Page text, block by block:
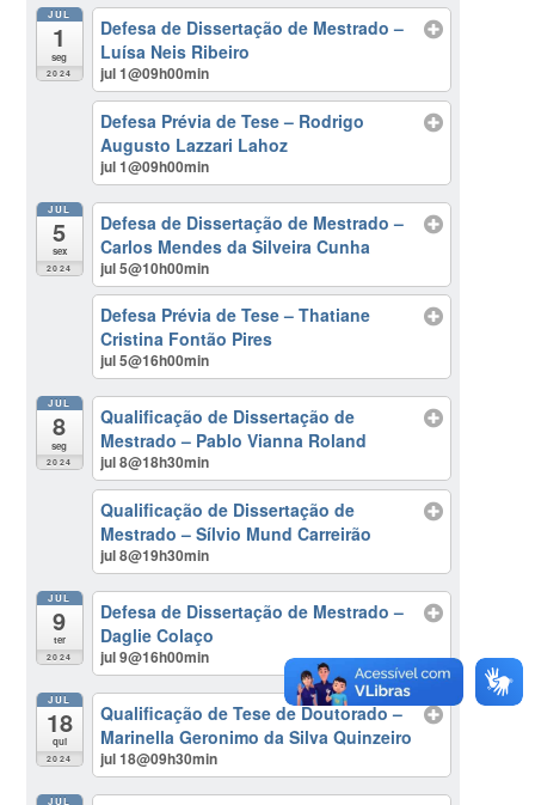
JUL
1
seg
2024
Defesa de Dissertação de Mestrado –
Luísa Neis Ribeiro
jul 1@09h00min
Defesa Prévia de Tese – Rodrigo
Augusto Lazzari Lahoz
jul 1@09h00min
JUL
5
sex
2024
Defesa de Dissertação de Mestrado –
Carlos Mendes da Silveira Cunha
jul 5@10h00min
Defesa Prévia de Tese – Thatiane
Cristina Fontão Pires
jul 5@16h00min
JUL
8
seg
2024
Qualificação de Dissertação de
Mestrado – Pablo Vianna Roland
jul 8@18h30min
Qualificação de Dissertação de
Mestrado – Sílvio Mund Carreirão
jul 8@19h30min
JUL
9
ter
2024
Defesa de Dissertação de Mestrado –
Daglie Colaço
jul 9@16h00min
JUL
18
qui
2024
Qualificação de Tese de Doutorado –
Marinella Geronimo da Silva Quinzeiro
jul 18@09h30min
JUL